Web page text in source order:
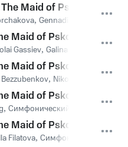
Maid of Pskov / Act 1
, Gennadi Bezzubenkov
Maid of Pskov / Act 1 -
Gassiev, Galina Gorchakova
Maid of Pskov / Act 1 -
, Nikolai Gassiev
Maid of Pskov / Act 2 -
, Симфонический оркестр
Maid of Pskov / Act 2 -
Filatova, Симфонический